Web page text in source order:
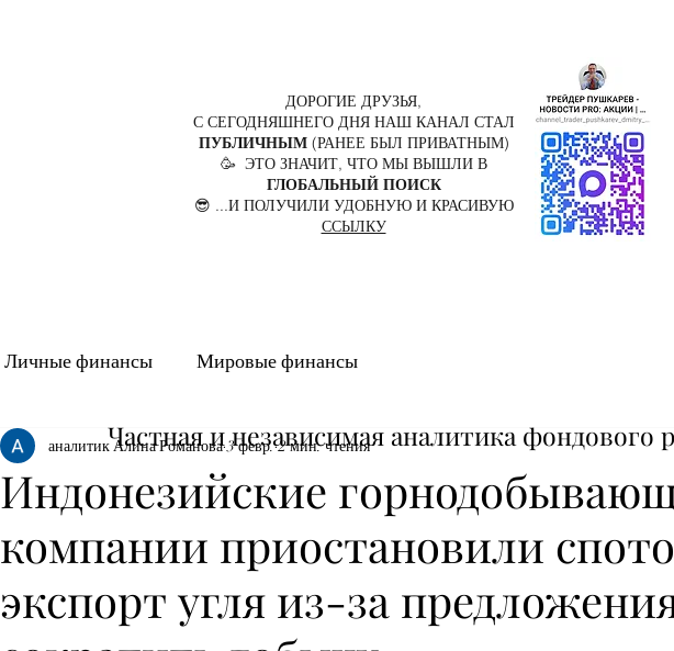
ДОРОГИЕ ДРУЗЬЯ,
С СЕГОДНЯШНЕГО ДНЯ НАШ КАНАЛ СТАЛ
ПУБЛИЧНЫМ(РАНЕЕ БЫЛ ПРИВАТНЫМ)
🥳 ЭТО ЗНАЧИТ, ЧТО МЫ ВЫШЛИ В
ГЛОБАЛЬНЫЙ ПОИСК
😎 ...И ПОЛУЧИЛИ УДОБНУЮ И КРАСИВУЮ
ССЫЛКУ
Личные финансы Мировые финансы
Индонезийские
компании приостановили
экспорт угля из-за
аналитик Алина Романова 3 февр. 2 мин. чтения
Частная и независимая аналитика фондового